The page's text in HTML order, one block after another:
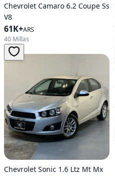
Chevrolet Camaro 6.2 Coupe Ss
V8
61K+ARS
40 Millas
Chevrolet Sonic 1.6 Ltz Mt Mx